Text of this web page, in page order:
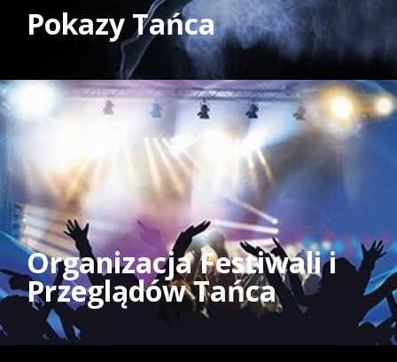
Pokazy Tańca
Organizacja Festiwali i
Przeglądów Tańca